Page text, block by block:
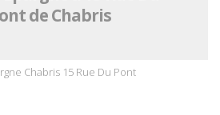
de Chabris
Chabris 15 Rue Du Pont